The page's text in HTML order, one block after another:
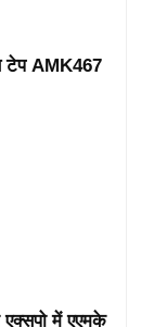
टेप AMK467
एक्सपो में एएमके